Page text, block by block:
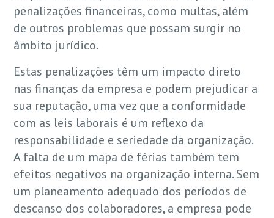
penalizações financeiras, como multas, além
de outros problemas que possam surgir no
âmbito jurídico.
Estas penalizações têm um impacto direto
nas finanças da empresa e podem prejudicar a
sua reputação, uma vez que a conformidade
com as leis laborais é um reflexo da
responsabilidade e seriedade da organização.
A falta de um mapa de férias também tem
efeitos negativos na organização interna. Sem
um planeamento adequado dos períodos de
descanso dos colaboradores, a empresa pode